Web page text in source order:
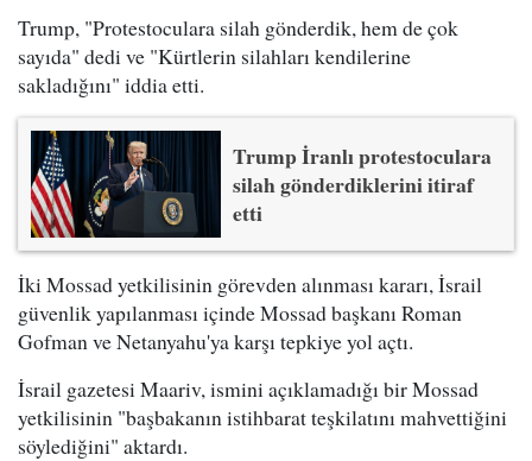
Trump, "Protestoculara silah gönderdik, hem de çok
sayıda" dedi ve "Kürtlerin silahları kendilerine
sakladığını" iddia etti.
Trump İranlı protestoculara
silah gönderdiklerini itiraf
etti
İki Mossad yetkilisinin görevden alınması kararı, İsrail
güvenlik yapılanması içinde Mossad başkanı Roman
Gofman ve Netanyahu'ya karşı tepkiye yol açtı.
İsrail gazetesi Maariv, ismini açıklamadığı bir Mossad
yetkilisinin "başbakanın istihbarat teşkilatını mahvettiğini
söylediğini" aktardı.